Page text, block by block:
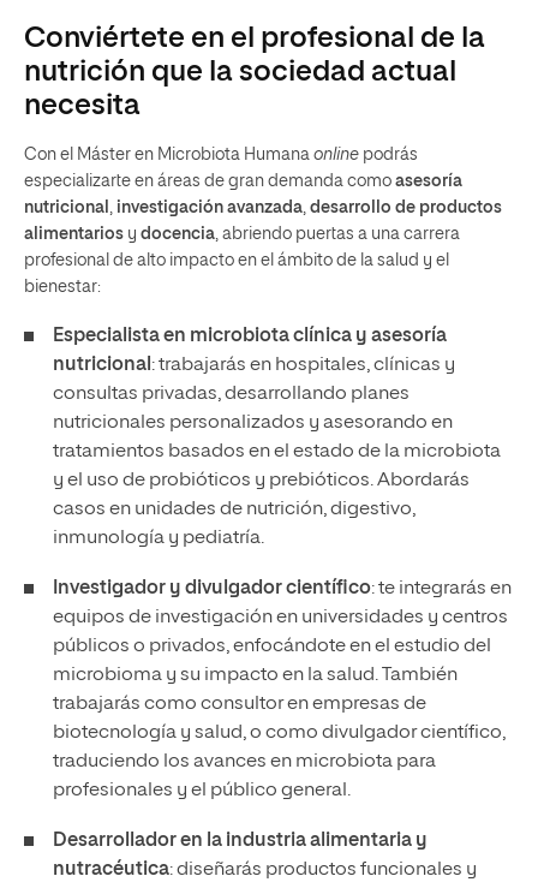
Conviértete en el profesional de la
nutrición que la sociedad actual
necesita
Con el Máster en Microbiota Humana online podrás
especializarte en áreas de gran demanda como asesoría
nutricional , investigación avanzada, desarrollo de productos
alimentarios y docencia, abriendo puertas a una carrera
profesional de alto impacto en el ámbito de la salud y el
bienestar:
Especialista en microbiota clínica y asesoría
nutricional : trabajarás en hospitales, clínicas y
consultas privadas, desarrollando planes
nutricionales personalizados y asesorando en
tratamientos basados en el estado de la microbiota
y el uso de probióticos y prebióticos. Abordarás
casos en unidades de nutrición, digestivo,
inmunología y pediatría.
Investigador y divulgador científico: te integrarás en
equipos de investigación en universidades y centros
públicos o privados, enfocándote en el estudio del
microbioma y su impacto en la salud. También
trabajarás como consultor en empresas de
biotecnología y salud, o como divulgador científico,
traduciendo los avances en microbiota para
profesionales y el público general.
Desarrollador en la industria alimentaria y
nutracéutica: diseñarás productos funcionales y